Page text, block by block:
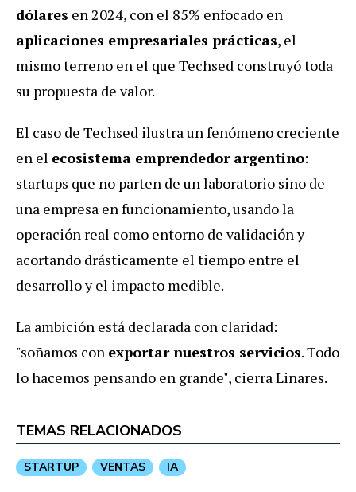
dólares en 2024, con el 85% enfocado en
aplicaciones empresariales prácticas, el
mismo terreno en el que Techsed construyó toda
su propuesta de valor.
El caso de Techsed ilustra un fenómeno creciente
en el ecosistema emprendedor argentino:
startups que no parten de un laboratorio sino de
una empresa en funcionamiento, usando la
operación real como entorno de validación y
acortando drásticamente el tiempo entre el
desarrollo y el impacto medible.
La ambición está declarada con claridad:
"soñamos con exportar nuestros servicios. Todo
lo hacemos pensando en grande", cierra Linares.
TEMAS RELACIONADOS
STARTUP VENTAS IA